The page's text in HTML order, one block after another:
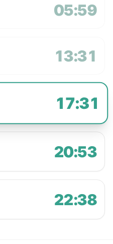
05:59
13:31
17:31
20:53
22:38